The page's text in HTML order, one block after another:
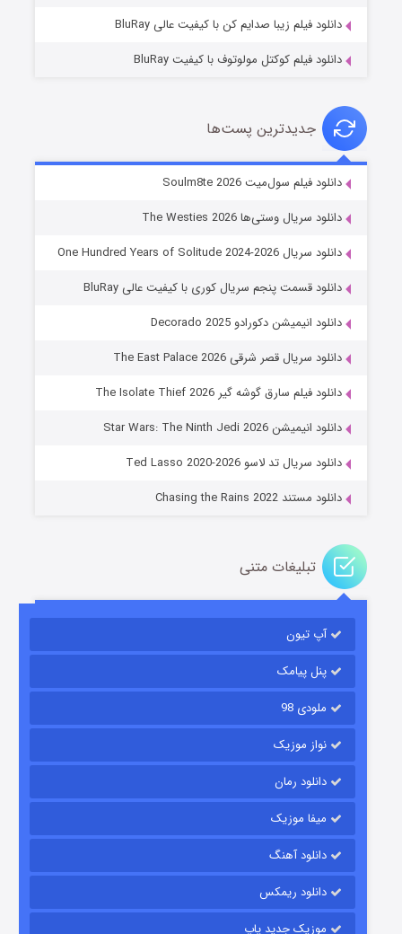
خاندان اژدها فصل ۳
جادوگری در مغولستان
قسمت 14 (زیرنویس) منتشر شد
قسمت
دانلود فیلم زیبا صدایم کن با کیفیت عالی BluRay
دانلود فیلم کوکتل مولوتوف با کیفیت BluRay
جدیدترین پست‌ها
دانلود فیلم سول‌میت Soulm8te 2026
دانلود سریال وستی‌ها The Westies 2026
دانلود سریال One Hundred Years of Solitude 2024-2026
دانلود قسمت پنجم سریال کوری با کیفیت عالی BluRay
دانلود انیمیشن دکورادو Decorado 2025
دانلود سریال قصر شرقی The East Palace 2026
دانلود فیلم سارق گوشه گیر The Isolate Thief 2026
دانلود انیمیشن Star Wars: The Ninth Jedi 2026
دانلود سریال تد لاسو Ted Lasso 2020-2026
دانلود مستند Chasing the Rains 2022
تبلیغات متنی
آپ تیون
پنل پیامک
ملودی 98
نواز موزیک
دانلود رمان
میفا موزیک
دانلود آهنگ
دانلود ریمکس
موزیک جدید پاپ